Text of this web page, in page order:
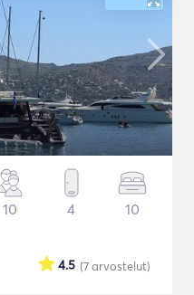
10 4 10
(7arvostelut)
4.5